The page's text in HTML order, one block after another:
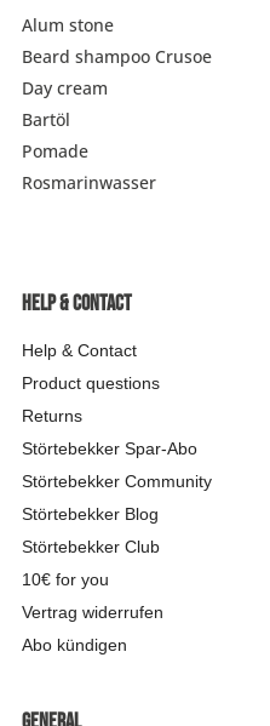
Alum stone
Beard shampoo Crusoe
Day cream
Bartöl
Pomade
Rosmarinwasser
Help & contact
Help & Contact
Product questions
Returns
Störtebekker Spar-Abo
Störtebekker Community
Störtebekker Blog
Störtebekker Club
10€ for you
Vertrag widerrufen
Abo kündigen